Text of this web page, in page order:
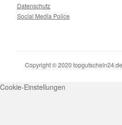
Datenschutz
Social Media Police
Copyright © 2020
Cookie-Einstellungen